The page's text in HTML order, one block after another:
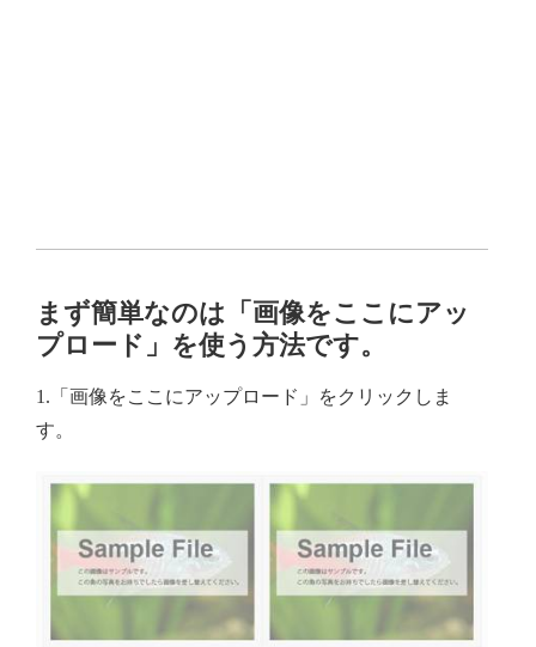
まず簡単なのは「画像をここにアッ
プロード」を使う方法です。
1.「画像をここにアップロード」をクリックしま
す。